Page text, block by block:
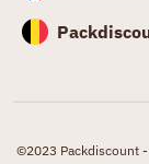
©2023 Packdiscount -